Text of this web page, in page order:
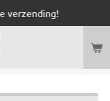
verzending!